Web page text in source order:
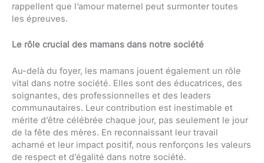
rappellent que l’amour maternel peut surmonter toutes
les épreuves.
Le rôle crucial des mamans dans notre société
Au-delà du foyer, les mamans jouent également un rôle
vital dans notre société. Elles sont des éducatrices, des
soignantes, des professionnelles et des leaders
communautaires. Leur contribution est inestimable et
mérite d’être célébrée chaque jour, pas seulement le jour
de la fête des mères. En reconnaissant leur travail
acharné et leur impact positif, nous renforçons les valeurs
de respect et d’égalité dans notre société.